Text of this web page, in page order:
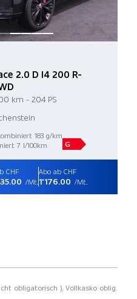
2.0 D I4 200 R-
km - 204 PS
183 g/km
7 l/100km
G
CHF
/Mt.
Abo ab CHF
1'176.00 /Mt.
obligatorisch ), Vollkasko oblig.